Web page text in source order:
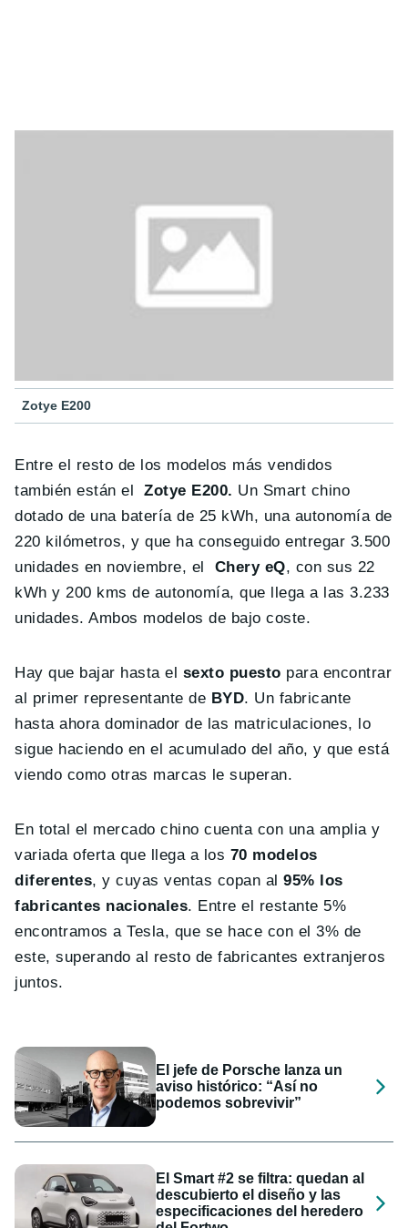
Zotye E200
Entre el resto de los modelos más vendidos
también están elZotye E200. Un Smart chino
dotado de una batería de 25 kWh, una autonomía de
220 kilómetros, y que ha conseguido entregar 3.500
unidades en noviembre, el Chery eQ, con sus 22
kWh y 200 kms de autonomía, que llega a las 3.233
unidades. Ambos modelos de bajo coste.
Hay que bajar hasta el sexto puesto para encontrar
al primer representante de BYD. Un fabricante
hasta ahora dominador de las matriculaciones, lo
sigue haciendo en el acumulado del año, y que está
viendo como otras marcas le superan.
En total el mercado chino cuenta con una amplia y
variada oferta que llega a los 70 modelos
diferentes, y cuyas ventas copan al 95% los
fabricantes nacionales. Entre el restante 5%
encontramos a Tesla, que se hace con el 3% de
este, superando al resto de fabricantes extranjeros
juntos.
El jefe de Porsche lanza un
aviso histórico: “Así no
podemos sobrevivir”
El Smart #2 se filtra: quedan al
descubierto el diseño y las
especificaciones del heredero